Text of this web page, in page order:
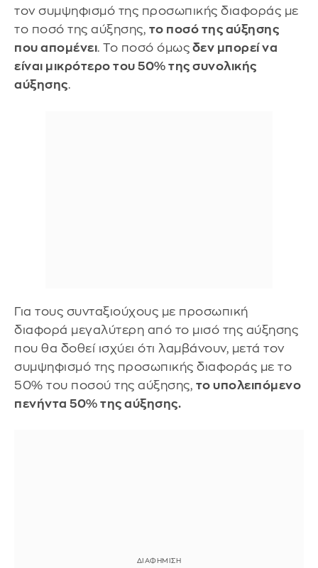
τον συμψηφισμό της προσωπικής διαφοράς με
το ποσό της αύξησης, το ποσό της αύξησης
που απομένει. Το ποσό όμως δεν μπορεί να
είναι μικρότερο του 50% της συνολικής
αύξησης.
Για τους συνταξιούχους με προσωπική
διαφορά μεγαλύτερη από το μισό της αύξησης
που θα δοθεί ισχύει ότι λαμβάνουν, μετά τον
συμψηφισμό της προσωπικής διαφοράς με το
50% του ποσού της αύξησης, το υπολειπόμενο
πενήντα 50% της αύξησης.